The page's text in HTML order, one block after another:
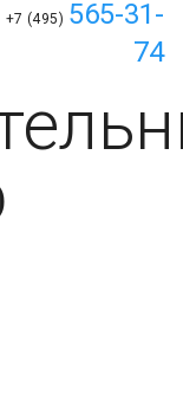
+7 (495) 565-31-
74